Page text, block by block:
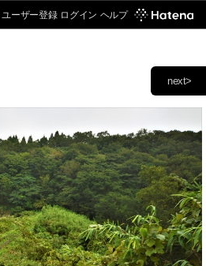
ユーザー登録 ログイン ヘルプ
next>